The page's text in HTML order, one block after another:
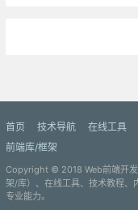
首页 技术导航 在线工具
前端库/框架